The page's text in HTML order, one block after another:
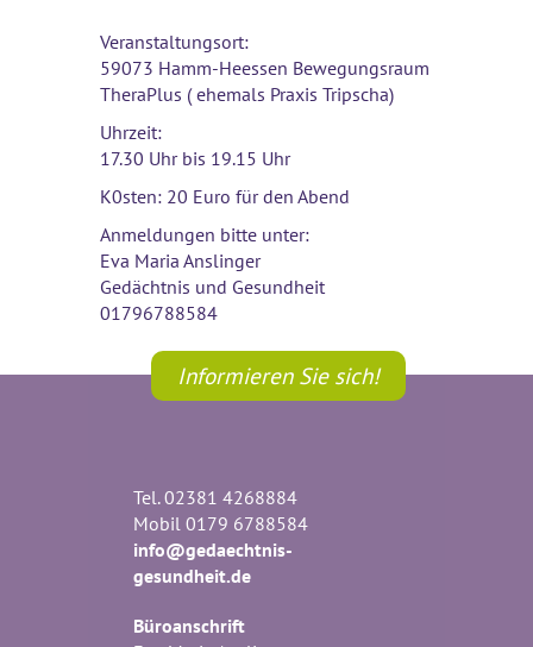
Veranstaltungsort:
59073 Hamm-Heessen Bewegungsraum
TheraPlus ( ehemals Praxis Tripscha)
Uhrzeit:
17.30 Uhr bis 19.15 Uhr
K0sten: 20 Euro für den Abend
Anmeldungen bitte unter:
Eva Maria Anslinger
Gedächtnis und Gesundheit
01796788584
Informieren Sie sich!
Tel. 02381 4268884
Mobil 0179 6788584
info@gedaechtnis-
gesundheit.de
Büroanschrift